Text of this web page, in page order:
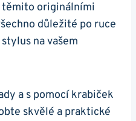
těmito originálními
důležité po ruce
na vašem
a s pomocí krabiček
skvělé a praktické